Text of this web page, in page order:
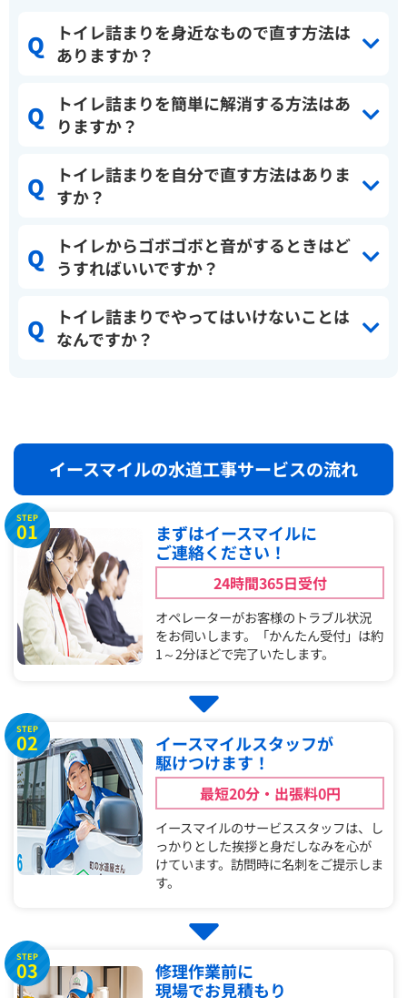
トイレ詰まりを身近なもので直す方法は
ありますか？
トイレ詰まりを簡単に解消する方法はあ
りますか？
トイレ詰まりを自分で直す方法はありま
すか？
トイレからゴボゴボと音がするときはど
うすればいいですか？
トイレ詰まりでやってはいけないことは
なんですか？
イースマイルの水道工事サービスの流れ
STEP
01
まずはイースマイルに
ご連絡ください！
24時間365日受付
オペレーターがお客様のトラブル状況
をお伺いします。「かんたん受付」は約
1～2分ほどで完了いたします。
STEP
02
イースマイルスタッフが
駆けつけます！
最短20分・出張料0円
イースマイルのサービススタッフは、し
っかりとした挨拶と身だしなみを心が
けています。訪問時に名刺をご提示しま
す。
STEP
03
修理作業前に
現場でお見積もり